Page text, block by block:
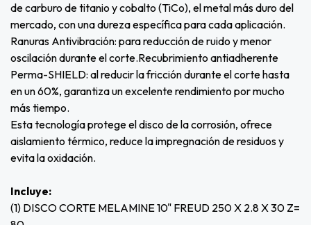
de carburo de titanio y cobalto (TiCo), el metal más duro del
mercado, con una dureza específica para cada aplicación.
Ranuras Antivibración: para reducción de ruido y menor
oscilación durante el corte.Recubrimiento antiadherente
Perma-SHIELD: al reducir la fricción durante el corte hasta
en un 60%, garantiza un excelente rendimiento por mucho
más tiempo.
Esta tecnología protege el disco de la corrosión, ofrece
aislamiento térmico, reduce la impregnación de residuos y
evita la oxidación.
Incluye:
(1) DISCO CORTE MELAMINE 10" FREUD 250 X 2.8 X 30 Z=